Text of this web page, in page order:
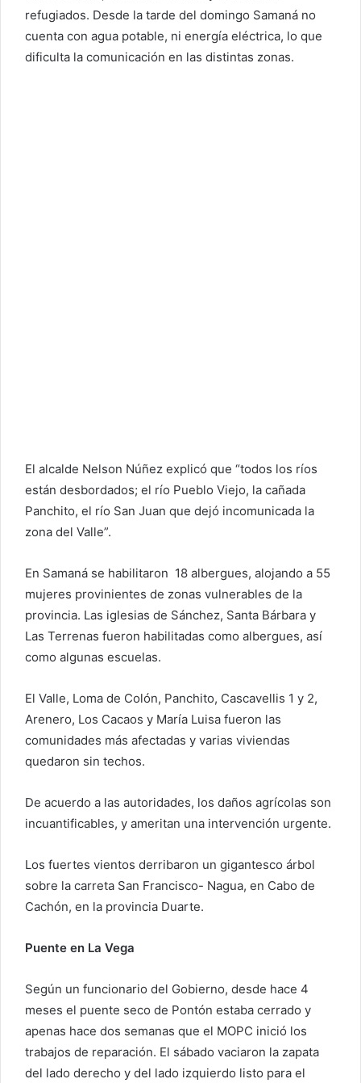
refugiados. Desde la tarde del domingo Samaná no
cuenta con agua potable, ni energía eléctrica, lo que
dificulta la comunicación en las distintas zonas.
El alcalde Nelson Núñez explicó que “todos los ríos
están desbordados; el río Pueblo Viejo, la cañada
Panchito, el río San Juan que dejó incomunicada la
zona del Valle”.
En Samaná se habilitaron 18 albergues, alojando a 55
mujeres provinientes de zonas vulnerables de la
provincia. Las iglesias de Sánchez, Santa Bárbara y
Las Terrenas fueron habilitadas como albergues, así
como algunas escuelas.
El Valle, Loma de Colón, Panchito, Cascavellis 1 y 2,
Arenero, Los Cacaos y María Luisa fueron las
comunidades más afectadas y varias viviendas
quedaron sin techos.
De acuerdo a las autoridades, los daños agrícolas son
incuantificables, y ameritan una intervención urgente.
Los fuertes vientos derribaron un gigantesco árbol
sobre la carreta San Francisco- Nagua, en Cabo de
Cachón, en la provincia Duarte.
Puente en La Vega
Según un funcionario del Gobierno, desde hace 4
meses el puente seco de Pontón estaba cerrado y
apenas hace dos semanas que el MOPC inició los
trabajos de reparación. El sábado vaciaron la zapata
del lado derecho y del lado izquierdo listo para el